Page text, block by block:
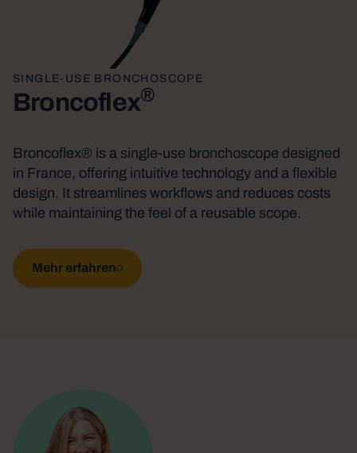
SINGLE-USE BRONCHOSCOPE
Broncoflex®
Broncoflex® is a single-use bronchoscope designed
in France, offering intuitive technology and a flexible
design. It streamlines workflows and reduces costs
while maintaining the feel of a reusable scope.
Mehr erfahren